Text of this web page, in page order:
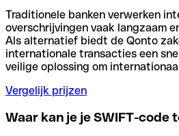
Traditionele banken verwerken
overschrijvingen vaak langzaam
Als alternatief biedt de Qonto
internationale transacties een
veilige oplossing om
Vergelijk prijzen
Waar kan je je SWIFT-code